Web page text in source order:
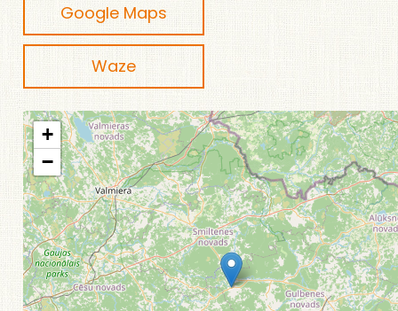
Google Maps
Waze
+
−